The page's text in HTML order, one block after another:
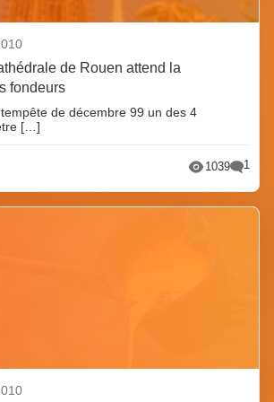
de Rouen attend la
fondeurs
de décembre 99 un des 4
[…]
1039 1